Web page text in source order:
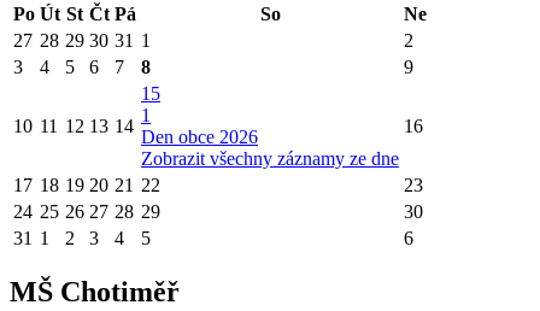
Po Út St Čt Pá So
Ne
27 28 29 30 31 1
2
3
4 5 6 7 8 9
10 11 12 13 14
15
1
Den obce 2026
Zobrazit všechny záznamy ze dne
16
17 18 19 20 21 22
23
24 25 26 27 28 29
30
31 1 2 3 4 5 6
MŠ Chotiměř